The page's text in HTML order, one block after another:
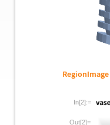
RegionImage
In[2]:=
Out[2]=